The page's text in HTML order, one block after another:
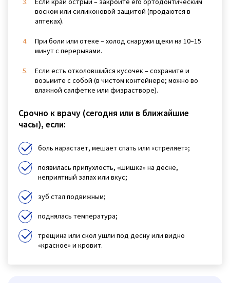
воском или силиконовой защитой (продаются в
аптеках).
При боли или отеке – холод снаружи щеки на 10–15
минут с перерывами.
Если есть отколовшийся кусочек – сохраните и
возьмите с собой (в чистом контейнере; можно во
влажной салфетке или физрастворе).
Срочно к врачу (сегодня или в ближайшие
часы), если:
боль нарастает, мешает спать или «стреляет»;
появилась припухлость, «шишка» на десне,
неприятный запах или вкус;
зуб стал подвижным;
поднялась температура;
трещина или скол ушли под десну или видно
«красное» и кровит.